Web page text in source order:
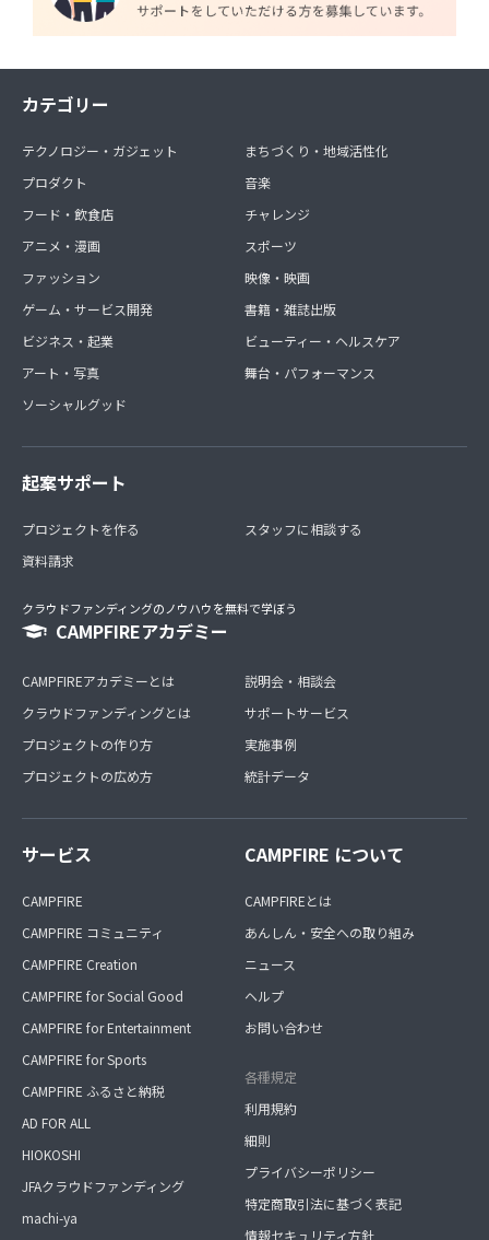
カテゴリー
テクノロジー・ガジェット
プロダクト
フード・飲食店
アニメ・漫画
ファッション
ゲーム・サービス開発
ビジネス・起業
アート・写真
ソーシャルグッド
まちづくり・地域活性化
音楽
チャレンジ
スポーツ
映像・映画
書籍・雑誌出版
ビューティー・ヘルスケア
舞台・パフォーマンス
起案サポート
プロジェクトを作る
資料請求
スタッフに相談する
クラウドファンディングのノウハウを無料で学ぼう
CAMPFIREアカデミー
CAMPFIREアカデミーとは
クラウドファンディングとは
プロジェクトの作り方
プロジェクトの広め方
説明会・相談会
サポートサービス
実施事例
統計データ
サービス
CAMPFIRE
CAMPFIRE コミュニティ
CAMPFIRE Creation
CAMPFIRE for Social Good
CAMPFIRE for Entertainment
CAMPFIRE for Sports
CAMPFIRE ふるさと納税
AD FOR ALL
HIOKOSHI
JFAクラウドファンディング
machi-ya
CAMPFIRE について
CAMPFIREとは
あんしん・安全への取り組み
ニュース
ヘルプ
お問い合わせ
各種規定
利用規約
細則
プライバシーポリシー
特定商取引法に基づく表記
情報セキュリティ方針